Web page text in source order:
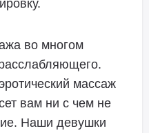
во многом
массаж
вам ни с чем не
Наши девушки